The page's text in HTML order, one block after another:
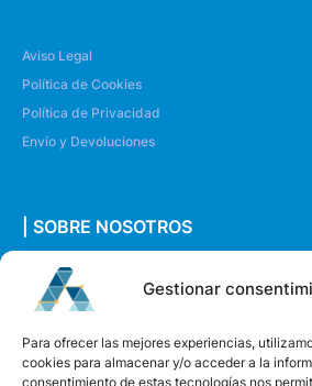
Gestionar
Para ofrecer las mejores experiencias,
cookies para almacenar y/o acceder a la
consentimiento de estas tecnologías nos
Aviso Legal
Política de Cookies
Política de Privacidad
Envío y Devoluciones
| SOBRE NOSOTROS
Quiénes somos
Envíanos un mensaje